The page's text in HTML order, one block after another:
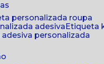
personalizada roupa
adesiva
etiqueta
adesiva personalizada